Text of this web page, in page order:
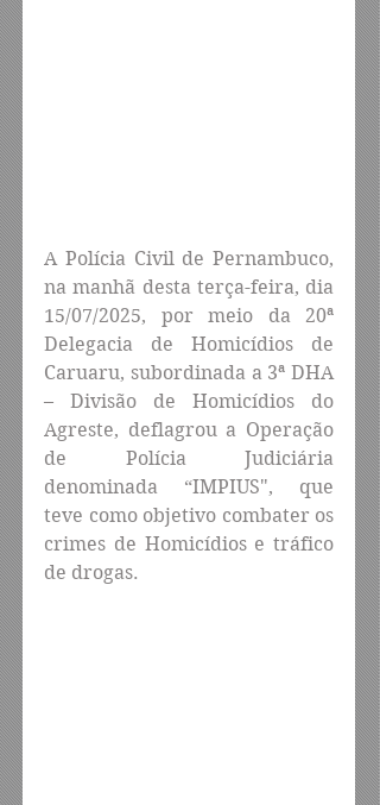
A Polícia Civil de Pernambuco,
na manhã desta terça-feira, dia
15/07/2025, por meio da 20ª
Delegacia de Homicídios de
Caruaru, subordinada a 3ª DHA
– Divisão de Homicídios do
Agreste, deflagrou a Operação
de Polícia Judiciária
denominada “IMPIUS", que
teve como objetivo combater os
crimes de Homicídios e tráfico
de drogas.